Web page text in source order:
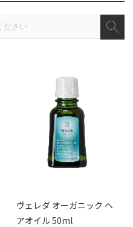
ヴェレダ オーガニック ヘ
アオイル 50ml